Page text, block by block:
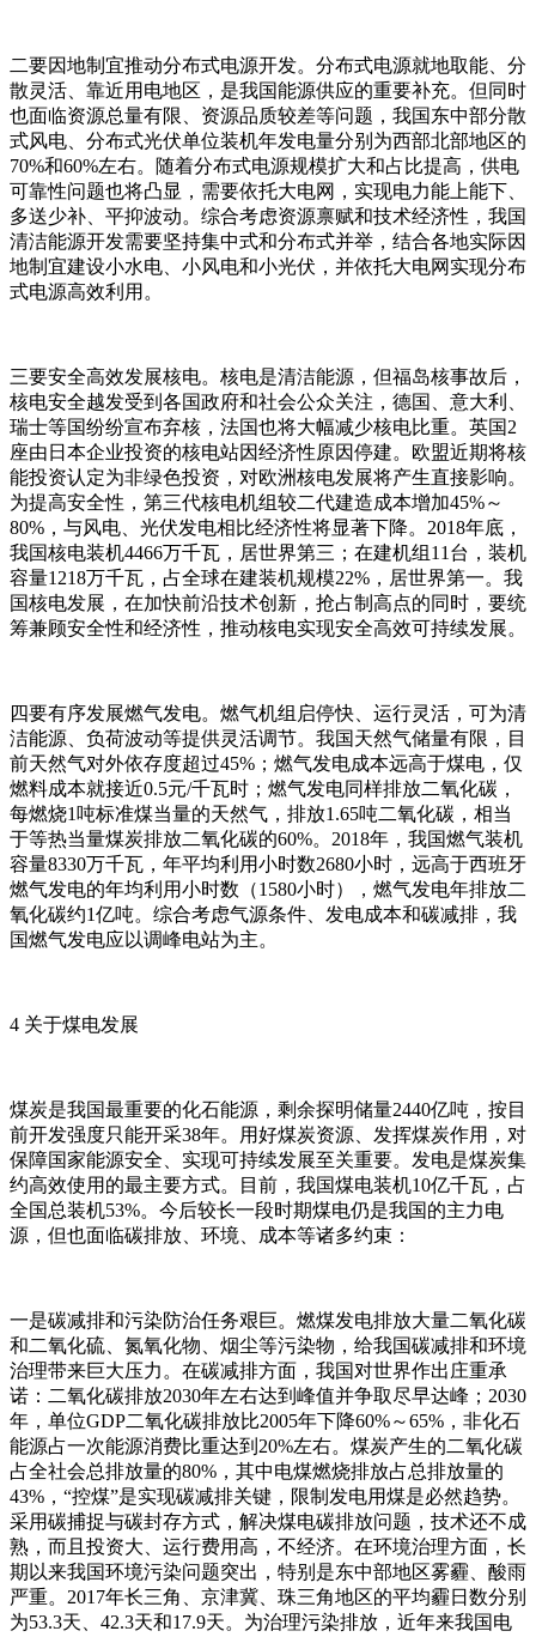
二要因地制宜推动分布式电源开发。分布式电源就地取能、分
散灵活、靠近用电地区，是我国能源供应的重要补充。但同时
也面临资源总量有限、资源品质较差等问题，我国东中部分散
式风电、分布式光伏单位装机年发电量分别为西部北部地区的
70%和60%左右。随着分布式电源规模扩大和占比提高，供电
可靠性问题也将凸显，需要依托大电网，实现电力能上能下、
多送少补、平抑波动。综合考虑资源禀赋和技术经济性，我国
清洁能源开发需要坚持集中式和分布式并举，结合各地实际因
地制宜建设小水电、小风电和小光伏，并依托大电网实现分布
式电源高效利用。
三要安全高效发展核电。核电是清洁能源，但福岛核事故后，
核电安全越发受到各国政府和社会公众关注，德国、意大利、
瑞士等国纷纷宣布弃核，法国也将大幅减少核电比重。英国2
座由日本企业投资的核电站因经济性原因停建。欧盟近期将核
能投资认定为非绿色投资，对欧洲核电发展将产生直接影响。
为提高安全性，第三代核电机组较二代建造成本增加45%～
80%，与风电、光伏发电相比经济性将显著下降。2018年底，
我国核电装机4466万千瓦，居世界第三；在建机组11台，装机
容量1218万千瓦，占全球在建装机规模22%，居世界第一。我
国核电发展，在加快前沿技术创新，抢占制高点的同时，要统
筹兼顾安全性和经济性，推动核电实现安全高效可持续发展。
四要有序发展燃气发电。燃气机组启停快、运行灵活，可为清
洁能源、负荷波动等提供灵活调节。我国天然气储量有限，目
前天然气对外依存度超过45%；燃气发电成本远高于煤电，仅
燃料成本就接近0.5元/千瓦时；燃气发电同样排放二氧化碳，
每燃烧1吨标准煤当量的天然气，排放1.65吨二氧化碳，相当
于等热当量煤炭排放二氧化碳的60%。2018年，我国燃气装机
容量8330万千瓦，年平均利用小时数2680小时，远高于西班牙
燃气发电的年均利用小时数（1580小时），燃气发电年排放二
氧化碳约1亿吨。综合考虑气源条件、发电成本和碳减排，我
国燃气发电应以调峰电站为主。
4 关于煤电发展
煤炭是我国最重要的化石能源，剩余探明储量2440亿吨，按目
前开发强度只能开采38年。用好煤炭资源、发挥煤炭作用，对
保障国家能源安全、实现可持续发展至关重要。发电是煤炭集
约高效使用的最主要方式。目前，我国煤电装机10亿千瓦，占
全国总装机53%。今后较长一段时期煤电仍是我国的主力电
源，但也面临碳排放、环境、成本等诸多约束：
一是碳减排和污染防治任务艰巨。燃煤发电排放大量二氧化碳
和二氧化硫、氮氧化物、烟尘等污染物，给我国碳减排和环境
治理带来巨大压力。在碳减排方面，我国对世界作出庄重承
诺：二氧化碳排放2030年左右达到峰值并争取尽早达峰；2030
年，单位GDP二氧化碳排放比2005年下降60%～65%，非化石
能源占一次能源消费比重达到20%左右。煤炭产生的二氧化碳
占全社会总排放量的80%，其中电煤燃烧排放占总排放量的
43%，“控煤”是实现碳减排关键，限制发电用煤是必然趋势。
采用碳捕捉与碳封存方式，解决煤电碳排放问题，技术还不成
熟，而且投资大、运行费用高，不经济。在环境治理方面，长
期以来我国环境污染问题突出，特别是东中部地区雾霾、酸雨
严重。2017年长三角、京津冀、珠三角地区的平均霾日数分别
为53.3天、42.3天和17.9天。为治理污染排放，近年来我国电